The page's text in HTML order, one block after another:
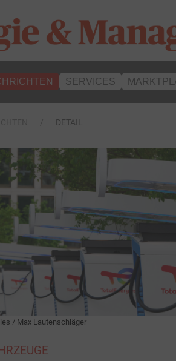
SERVICES
DETAIL
/ Max Lautenschläger